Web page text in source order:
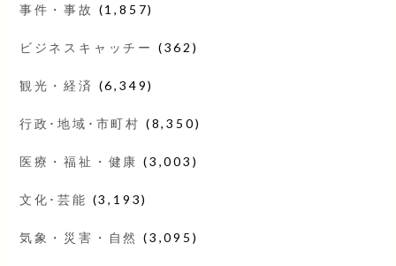
事件・事故 (1,857)
ビジネスキャッチー (362)
観光・経済 (6,349)
行政･地域･市町村 (8,350)
医療・福祉・健康 (3,003)
文化･芸能 (3,193)
気象・災害・自然 (3,095)